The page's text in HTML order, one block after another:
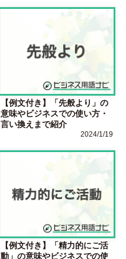
【例文付き】「先般より」の
意味やビジネスでの使い方・
言い換えまで紹介
2024/1/19
【例文付き】「精力的にご活
動」の意味やビジネスでの使